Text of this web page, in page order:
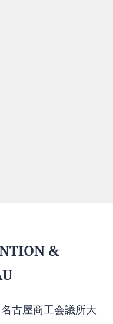
&
古屋商工会議所大